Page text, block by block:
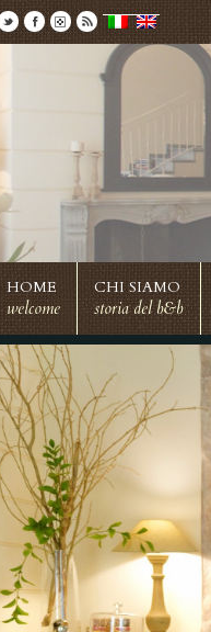
HOME
welcome
CHI SIAMO
storia del b&b